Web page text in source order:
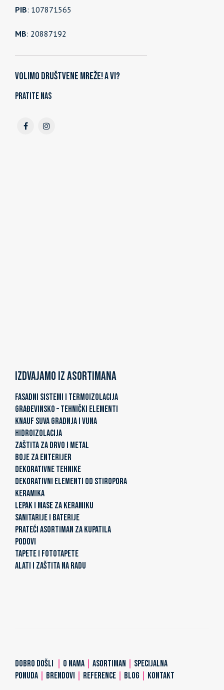
PIB: 107871565
MB: 20887192
Volimo društvene mreže! A vi?
Pratite nas
Izdvajamo iz asortimana
FASADNI SISTEMI I TERMOIZOLACIJA
GRAĐEVINSKO – TEHNIČKI ELEMENTI
KNAUF SUVA GRADNJA I VUNA
HIDROIZOLACIJA
ZAŠTITA ZA DRVO I METAL
BOJE ZA ENTERIJER
DEKORATIVNE TEHNIKE
DEKORATIVNI ELEMENTI OD STIROPORA
KERAMIKA
LEPAK I MASE ZA KERAMIKU
SANITARIJE I BATERIJE
PRATEĆI ASORTIMAN ZA KUPATILA
PODOVI
TAPETE I FOTOTAPETE
ALATI I ZAŠTITA NA RADU
DOBRO DOŠLI O NAMA ASORTIMAN
SPECIJALNA
PONUDA
BRENDOVI REFERENCE BLOG KONTAKT